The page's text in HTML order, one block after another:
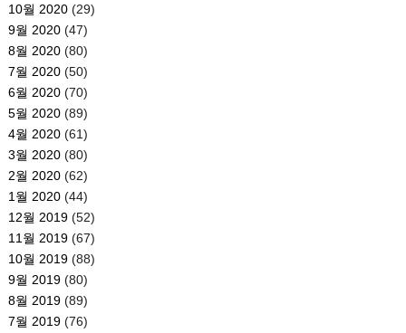
10월 2020(29)
9월 2020(47)
8월 2020(80)
7월 2020(50)
6월 2020(70)
5월 2020(89)
4월 2020(61)
3월 2020(80)
2월 2020(62)
1월 2020(44)
12월 2019(52)
11월 2019(67)
10월 2019(88)
9월 2019(80)
8월 2019(89)
7월 2019(76)